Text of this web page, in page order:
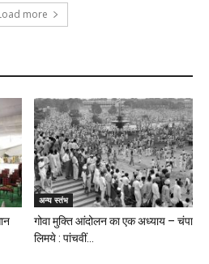
more
अन्य स्तंभ
गोवा मुक्ति आंदोलन का एक अध्याय – चंपा
लिमये : पांचवीं...